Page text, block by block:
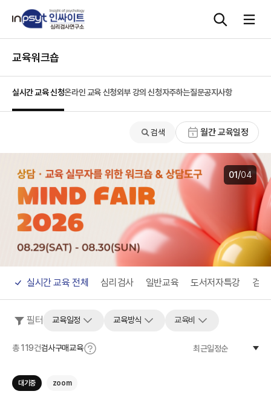
본문으로 바로가기
상담도구
단체검사
교육워크숍
실시간 교육 신청온라인 교육 신청외부 강의 신청자주하는질문공지사항
검색 월간 교육일정
02/04
실시간 교육 전체 심리검사 일반교육 도서저자특강 검
필터 교육일정 교육방식 교육비
총119건검사구매교육 최근일정순
대기중 zoom